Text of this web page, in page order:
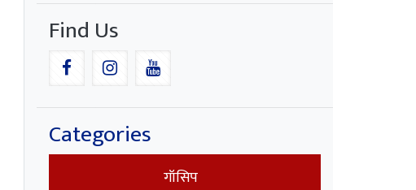
Find Us
Categories
गॉसिप